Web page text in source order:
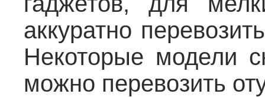
аккуратно
Некоторые модели
можно перевозить